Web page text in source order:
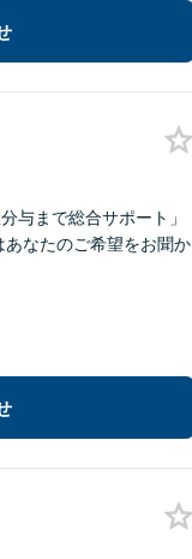
与まで総合サポート」
あなたのご希望をお聞か